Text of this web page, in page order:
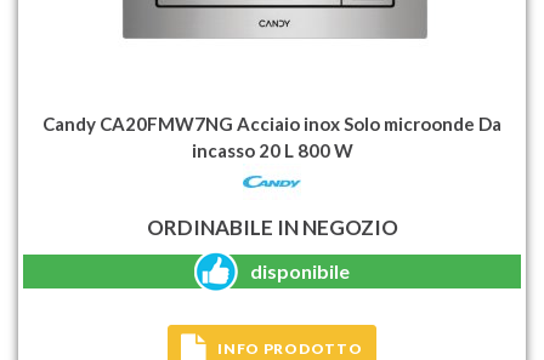
Candy CA20FMW7NG Acciaio inox Solo microonde Da
incasso 20 L 800 W
ORDINABILE IN NEGOZIO
disponibile
INFO PRODOTTO